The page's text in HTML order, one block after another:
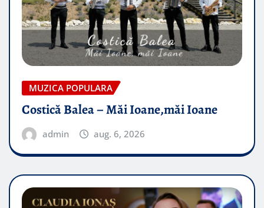
MUZICA POPULARA
Costică Balea – Măi Ioane,măi Ioane
admin aug. 6, 2026